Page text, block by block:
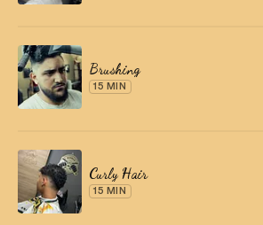
Brushing
15 MIN
Curly Hair
15 MIN